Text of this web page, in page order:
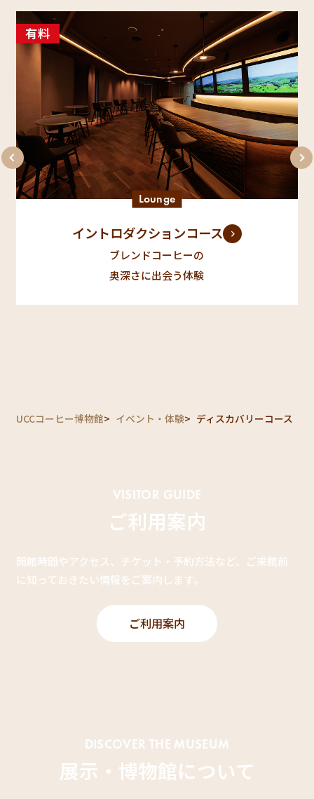
UCCコーヒー博物館 イベント・体験 ディスカバリーコース
有料
Lounge
イントロダクションコース
ブレンドコーヒーの
奥深さに出会う体験
VISITOR GUIDE
ご利用案内
開館時間やアクセス、チケット・予約方法など、ご来館前
に知っておきたい情報をご案内します。
ご利用案内
DISCOVER THE MUSEUM
展示・博物館について